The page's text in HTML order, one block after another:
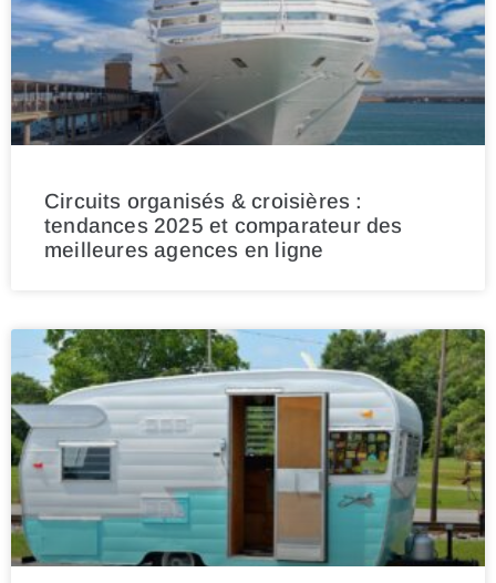
Circuits organisés & croisières :
tendances 2025 et comparateur des
meilleures agences en ligne